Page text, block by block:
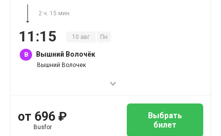
2 ч. 15 мин.
11 :15 10 авг Пн
B Вышний Волочёк
Вышний Волочек
от 696 ₽
Busfor
Выбрать
билет